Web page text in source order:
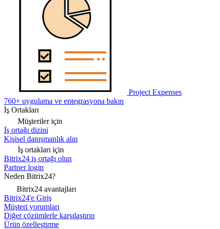
Project Expenses
760+ uygulama ve entegrasyona bakın
İş Ortakları
Müşteriler için
İş ortağı dizini
Kişisel danışmanlık alın
İş ortakları için
Bitrix24 iş ortağı olun
Partner login
Neden Bitrix24?
Bitrix24 avantajları
Bitrix24'e Giriş
Müşteri yorumları
Diğer çözümlerle karşılaştırın
Ürün özelleştirme